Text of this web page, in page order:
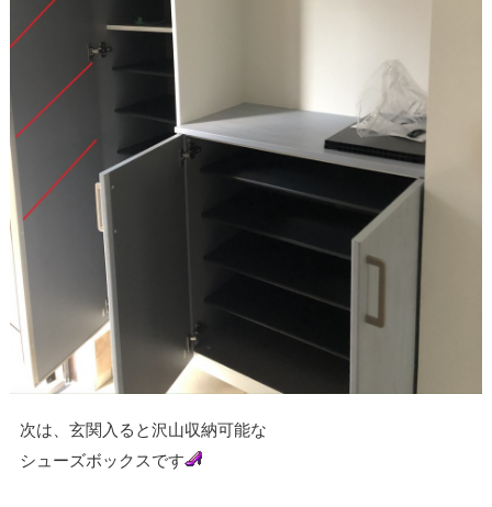
次は、玄関入ると沢山収納可能な
シューズボックスです